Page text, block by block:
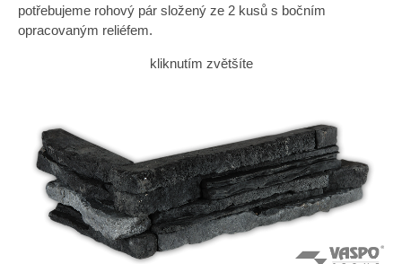
potřebujeme rohový pár složený ze 2 kusů s bočním
opracovaným reliéfem.
kliknutím zvětšíte